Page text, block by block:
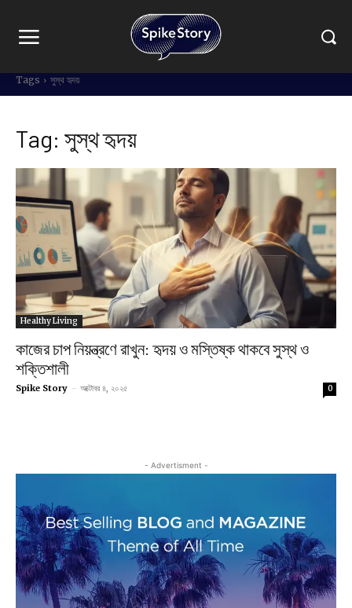
Tags সুস্থ হৃদয়
Tag: সুস্থ হৃদয়
Healthy Living
কাজের চাপ নিয়ন্ত্রণে রাখুন: হৃদয় ও মস্তিষ্ক থাকবে সুস্থ ও
শক্তিশালী
Spike Story - অক্টোবর ৪, ২০২৫ 0
- Advertisment -